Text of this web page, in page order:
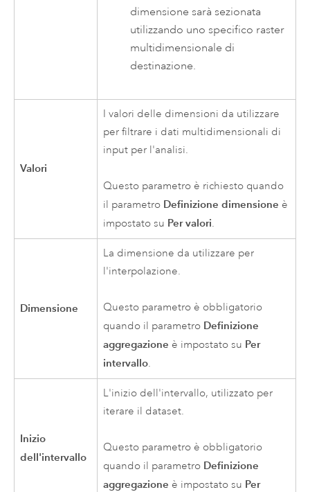
dimensione sarà sezionata
utilizzando uno specifico raster
multidimensionale di
destinazione.
Valori
I valori delle dimensioni da utilizzare
per filtrare i dati multidimensionali di
input per l'analisi.
Questo parametro è richiesto quando
il parametro Definizione dimensione è
impostato su Per valori.
Dimensione
La dimensione da utilizzare per
l'interpolazione.
Questo parametro è obbligatorio
quando il parametro Definizione
aggregazione è impostato su Per
intervallo.
Inizio
dell'intervallo
L'inizio dell'intervallo, utilizzato per
iterare il dataset.
Questo parametro è obbligatorio
quando il parametro Definizione
aggregazione è impostato su Per